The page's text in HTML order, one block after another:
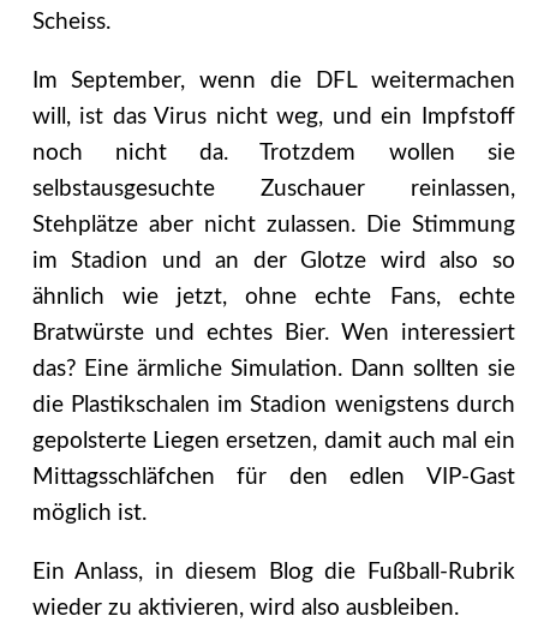
Scheiss.
Im September, wenn die DFL weitermachen
will, ist das Virus nicht weg, und ein Impfstoff
noch nicht da. Trotzdem wollen sie
selbstausgesuchte Zuschauer reinlassen,
Stehplätze aber nicht zulassen. Die Stimmung
im Stadion und an der Glotze wird also so
ähnlich wie jetzt, ohne echte Fans, echte
Bratwürste und echtes Bier. Wen interessiert
das? Eine ärmliche Simulation. Dann sollten sie
die Plastikschalen im Stadion wenigstens durch
gepolsterte Liegen ersetzen, damit auch mal ein
Mittagsschläfchen für den edlen VIP-Gast
möglich ist.
Ein Anlass, in diesem Blog die Fußball-Rubrik
wieder zu aktivieren, wird also ausbleiben.